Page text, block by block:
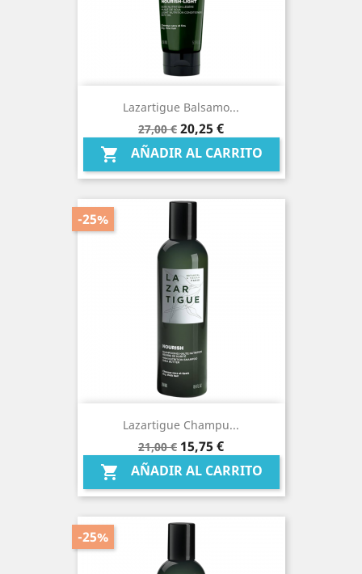
Lazartigue Balsamo...
Precio
base
27,00 € Precio
20,25 €
 AÑADIR AL CARRITO
Lazartigue Champu...
Precio
base
21,00 €
-25%
Precio
15,75 €
 AÑADIR AL CARRITO
-25%